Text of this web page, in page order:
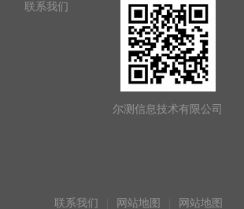
联系我们
尔测信息技术有限公司
联系我们 网站地图 网站地图